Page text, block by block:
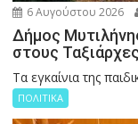
6 Αυγούστου 2026
Δήμος
στους Ταξιάρχες
Tα εγκαίνια της
ΠΟΛΙΤΙΚΑ